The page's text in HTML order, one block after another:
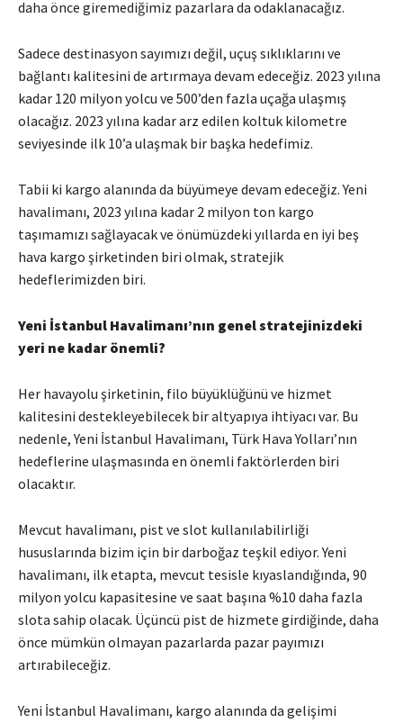
daha önce giremediğimiz pazarlara da odaklanacağız.
Sadece destinasyon sayımızı değil, uçuş sıklıklarını ve
bağlantı kalitesini de artırmaya devam edeceğiz. 2023 yılına
kadar 120 milyon yolcu ve 500’den fazla uçağa ulaşmış
olacağız. 2023 yılına kadar arz edilen koltuk kilometre
seviyesinde ilk 10’a ulaşmak bir başka hedefimiz.
Tabii ki kargo alanında da büyümeye devam edeceğiz. Yeni
havalimanı, 2023 yılına kadar 2 milyon ton kargo
taşımamızı sağlayacak ve önümüzdeki yıllarda en iyi beş
hava kargo şirketinden biri olmak, stratejik
hedeflerimizden biri.
Yeni İstanbul Havalimanı’nın genel stratejinizdeki
yeri ne kadar önemli?
Her havayolu şirketinin, filo büyüklüğünü ve hizmet
kalitesini destekleyebilecek bir altyapıya ihtiyacı var. Bu
nedenle, Yeni İstanbul Havalimanı, Türk Hava Yolları’nın
hedeflerine ulaşmasında en önemli faktörlerden biri
olacaktır.
Mevcut havalimanı, pist ve slot kullanılabilirliği
hususlarında bizim için bir darboğaz teşkil ediyor. Yeni
havalimanı, ilk etapta, mevcut tesisle kıyaslandığında, 90
milyon yolcu kapasitesine ve saat başına %10 daha fazla
slota sahip olacak. Üçüncü pist de hizmete girdiğinde, daha
önce mümkün olmayan pazarlarda pazar payımızı
artırabileceğiz.
Yeni İstanbul Havalimanı, kargo alanında da gelişimi